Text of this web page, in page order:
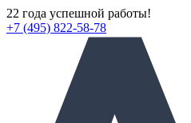
22 года успешной работы!
+7 (495) 822-58-78